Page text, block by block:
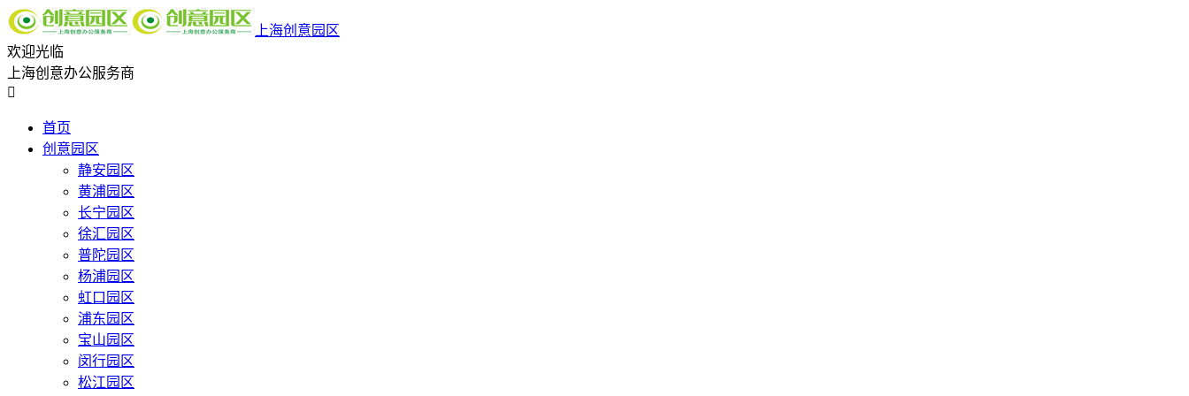
上海创意园区
欢迎光临
上海创意办公服务商

首页
创意园区
静安园区
黄浦园区
长宁园区
徐汇园区
普陀园区
杨浦园区
虹口园区
浦东园区
宝山园区
闵行园区
松江园区